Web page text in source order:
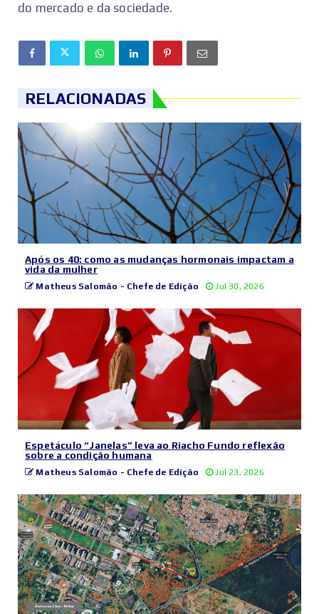
do mercado e da sociedade.
RELACIONADAS
Após os 40: como as mudanças hormonais impactam a
vida da mulher
Matheus Salomão - Chefe de Edição Jul 30, 2026
Espetáculo “Janelas” leva ao Riacho Fundo reflexão
sobre a condição humana
Matheus Salomão - Chefe de Edição Jul 23, 2026